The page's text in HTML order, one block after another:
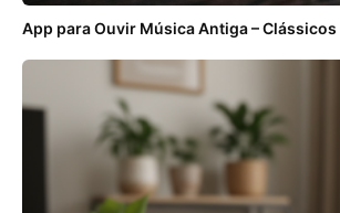
App para Ouvir Música Antiga –